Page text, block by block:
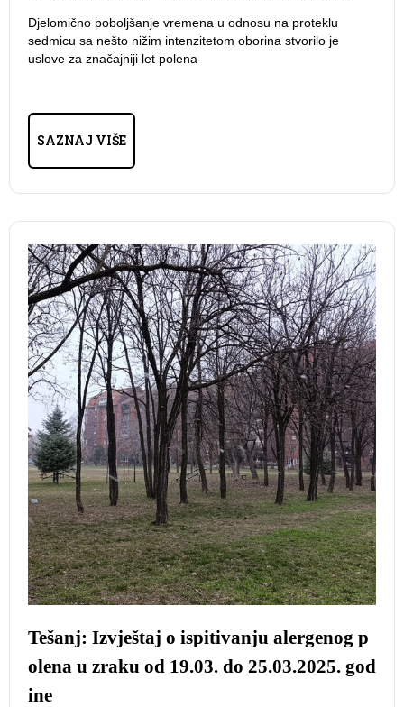
Djelomično poboljšanje vremena u odnosu na proteklu
sedmicu sa nešto nižim intenzitetom oborina stvorilo je
uslove za značajniji let polena
SAZNAJ VIŠE
Tešanj: Izvještaj o ispitivanju alergenog p
olena u zraku od 19.03. do 25.03.2025. god
ine